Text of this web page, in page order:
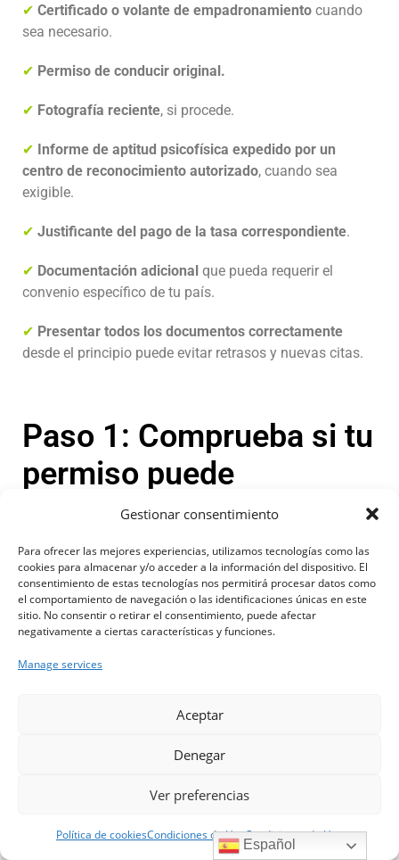
Gestionar consentimiento
Para ofrecer las mejores experiencias, utilizamos tecnologías como las
cookies para almacenar y/o acceder a la información del dispositivo. El
consentimiento de estas tecnologías nos permitirá procesar datos como
el comportamiento de navegación o las identificaciones únicas en este
sitio. No consentir o retirar el consentimiento, puede afectar
negativamente a ciertas características y funciones.
Manage services
Aceptar
Denegar
Ver preferencias
Política de cookiesCondiciones de UsoCondiciones de Uso
✔ Certificado o volante de empadronamiento cuando
sea necesario.
✔ Permiso de conducir original.
✔ Fotografía reciente, si procede.
✔ Informe de aptitud psicofísica expedido por un
centro de reconocimiento autorizado, cuando sea
exigible.
✔ Justificante del pago de la tasa correspondiente.
✔ Documentación adicional que pueda requerir el
convenio específico de tu país.
✔ Presentar todos los documentos correctamente
desde el principio puede evitar retrasos y nuevas citas.
Paso 1: Comprueba si tu
permiso puede
canjearse
Antes de iniciar cualquier trámite, asegúrate de que tu
país tiene convenio con España y de que tu permiso
cumple todos los requisitos.
Por ejemplo:
que haya sido obtenido antes de fijar tu residencia
en España cuando así lo exija el convenio;
que corresponda a una categoría reconocida.
con la información publicada en
Español